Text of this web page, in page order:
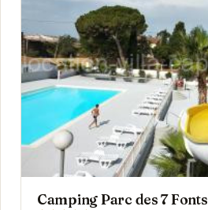
Camping Parc des 7 Fonts